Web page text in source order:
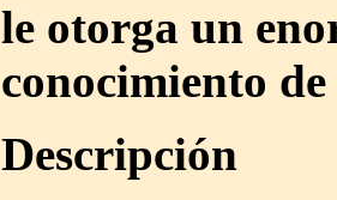
le otorga un
conocimiento
Descripción